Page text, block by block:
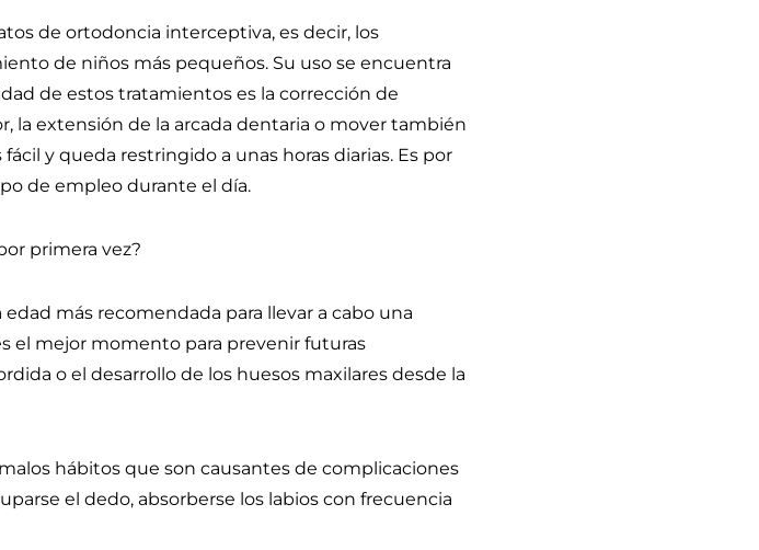
de ortodoncia interceptiva, es decir, los
de niños más pequeños. Su uso se encuentra
de estos tratamientos es la corrección de
la extensión de la arcada dentaria o mover también
y queda restringido a unas horas diarias. Es por
de empleo durante el día.
primera vez?
más recomendada para llevar a cabo una
el mejor momento para prevenir futuras
o el desarrollo de los huesos maxilares desde la
hábitos que son causantes de complicaciones
el dedo, absorberse los labios con frecuencia